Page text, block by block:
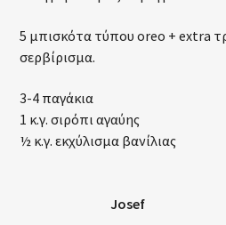
5 μπισκότα τύπου oreo + extra
σερβίρισμα.
3-4 παγάκια
1 κ.γ. σιρόπι αγαύης
½ κ.γ. εκχύλισμα βανίλιας
Josef